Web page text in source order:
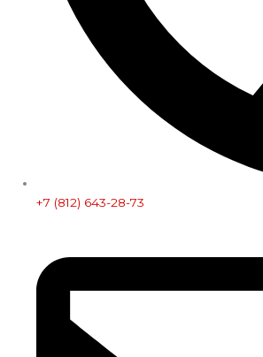
+7 (812) 643-28-73